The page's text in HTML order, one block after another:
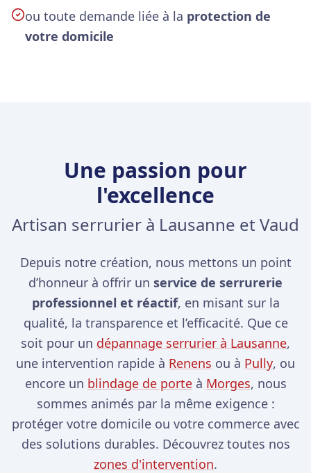
ou toute demande liée à la protection de
votre domicile
Une passion pour
l'excellence
Artisan serrurier à Lausanne et Vaud
Depuis notre création, nous mettons un point
d’honneur à offrir un service de serrurerie
professionnel et réactif, en misant sur la
qualité, la transparence et l’efficacité. Que ce
soit pour un dépannage serrurier à Lausanne,
une intervention rapide à Renens ou à Pully, ou
encore un blindage de porteà Morges, nous
sommes animés par la même exigence :
protéger votre domicile ou votre commerce avec
des solutions durables. Découvrez toutes nos
zones d'intervention.